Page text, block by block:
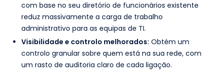
com base no seu diretório de funcionários existente
reduz massivamente a carga de trabalho
administrativo para as equipas de TI.
Visibilidade e controlo melhorados: Obtém um
controlo granular sobre quem está na sua rede, com
um rasto de auditoria claro de cada ligação.